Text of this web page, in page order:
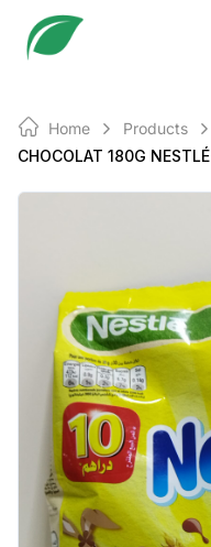
Home Products
CHOCOLAT 180G NESTLÉ